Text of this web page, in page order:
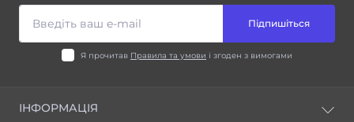
Підпишіться
Я прочитав Правила та умови і згоден з вимогами
ІНФОРМАЦІЯ